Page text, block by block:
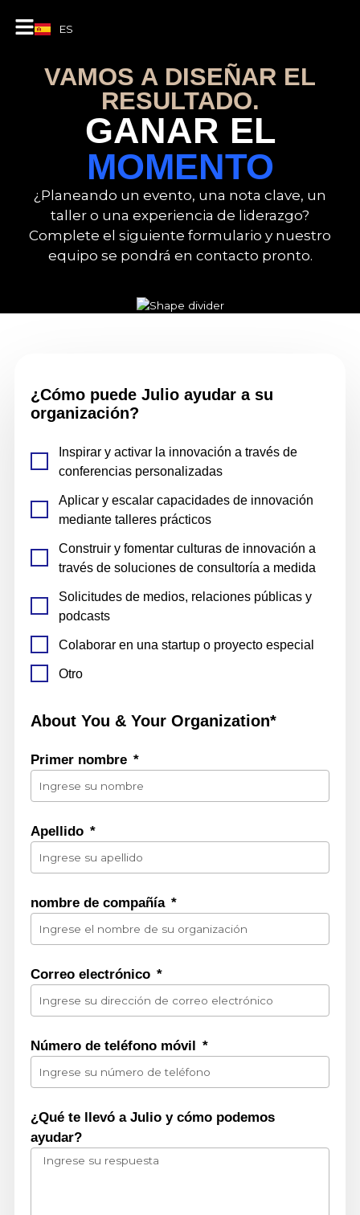
ES
EN
VAMOS A DISEÑAR EL
RESULTADO.
GANAR EL
MOMENTO
¿Planeando un evento, una nota clave, un
taller o una experiencia de liderazgo?
Complete el siguiente formulario y nuestro
equipo se pondrá en contacto pronto.
¿Cómo puede Julioayudar a su
organización?
Inspirar y activar la innovación a través de
conferencias personalizadas
Aplicar y escalar capacidades de innovación
mediante talleres prácticos
Construir y fomentar culturas de innovación a
través de soluciones de consultoría a medida
Solicitudes de medios, relaciones públicas y
podcasts
Colaborar en una startup o proyecto especial
Otro
About You & Your Organization*
Primer nombre
Apellido
nombre de compañía
Correo electrónico
Número de teléfono móvil
¿Qué te llevó a Julioy cómo podemos
ayudar?